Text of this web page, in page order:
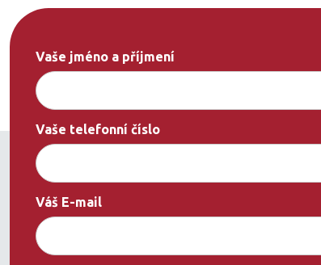
Vaše jméno a příjmení
Vaše telefonní číslo
Váš E-mail